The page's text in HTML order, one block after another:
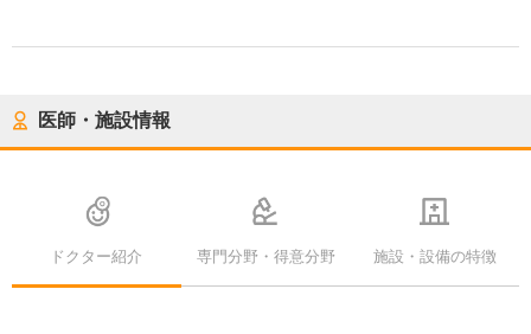
医師・施設情報
ドクター紹介 専門分野・得意分野 施設・設備の特徴